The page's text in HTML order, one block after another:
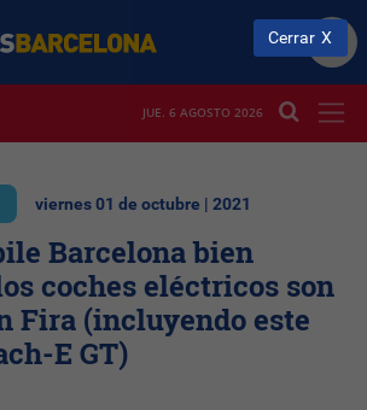
JUE. 6 AGOSTO 2026
viernes 01 de octubre | 2021
Barcelona bien
coches eléctricos son
Fira (incluyendo este
E GT)
Cerrar